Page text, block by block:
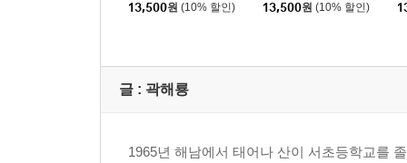
13,500원 (10% 할인) 13,500원 (10% 할인)
글 : 곽해룡
1965년 해남에서 태어나 산이 서초등학교를